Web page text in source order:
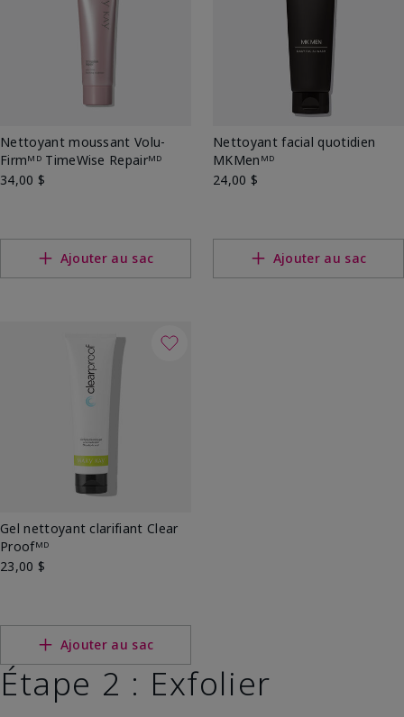
Nettoyant moussant Volu-
Firmᴹᴰ TimeWise Repairᴹᴰ
34,00 $
Ajouter au sac
Nettoyant facial quotidien
MKMenᴹᴰ
24,00 $
Ajouter au sac
Gel nettoyant clarifiant Clear
Proofᴹᴰ
23,00 $
Ajouter au sac
Étape 2 : Exfolier